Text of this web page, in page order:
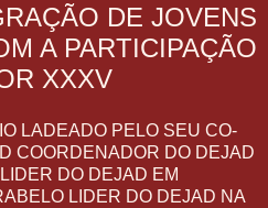
DE JOVENS
A PARTICIPAÇÃO
XXXV
LADEADO PELO SEU CO-
COORDENADOR DO DEJAD
DO DEJAD EM
LIDER DO DEJAD NA